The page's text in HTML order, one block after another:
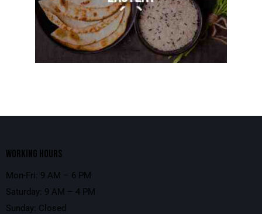
WORKING HOURS
Mon-Fri: 9 AM – 6 PM
Saturday: 9 AM – 4 PM
Sunday: Closed